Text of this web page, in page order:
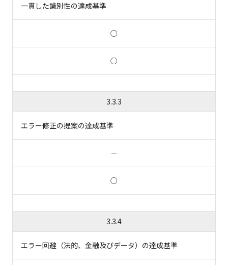
一貫した識別性の達成基準
○
○
3.3.3
エラー修正の提案の達成基準
－
○
3.3.4
エラー回避（法的、金融及びデータ）の達成基準